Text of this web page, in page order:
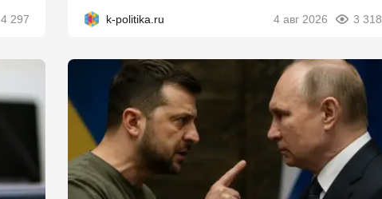
4 297 k-politika.ru 4 авг 2026 3 318